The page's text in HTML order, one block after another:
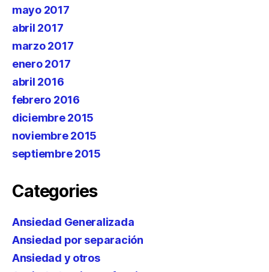
mayo 2017
abril 2017
marzo 2017
enero 2017
abril 2016
febrero 2016
diciembre 2015
noviembre 2015
septiembre 2015
Categories
Ansiedad Generalizada
Ansiedad por separación
Ansiedad y otros